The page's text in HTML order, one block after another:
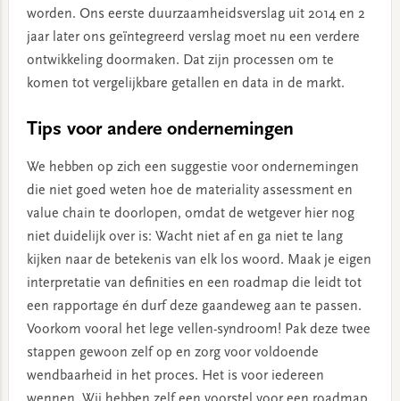
worden. Ons eerste duurzaamheidsverslag uit 2014 en 2
jaar later ons geïntegreerd verslag moet nu een verdere
ontwikkeling doormaken. Dat zijn processen om te
komen tot vergelijkbare getallen en data in de markt.
Tips voor andere ondernemingen
We hebben op zich een suggestie voor ondernemingen
die niet goed weten hoe de materiality assessment en
value chain te doorlopen, omdat de wetgever hier nog
niet duidelijk over is: Wacht niet af en ga niet te lang
kijken naar de betekenis van elk los woord. Maak je eigen
interpretatie van definities en een roadmap die leidt tot
een rapportage én durf deze gaandeweg aan te passen.
Voorkom vooral het lege vellen-syndroom! Pak deze twee
stappen gewoon zelf op en zorg voor voldoende
wendbaarheid in het proces. Het is voor iedereen